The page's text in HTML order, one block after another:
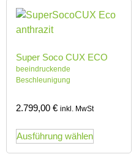
Super Soco CUX ECO
beeindruckende
Beschleunigung
2.799,00 € inkl. MwSt
Ausführung wählen